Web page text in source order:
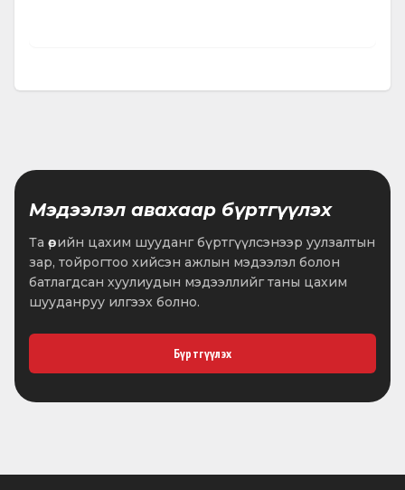
Мэдээлэл авахаар бүртгүүлэх
Та өөрийн цахим шууданг бүртгүүлсэнээр уулзалтын
зар, тойрогтоо хийсэн ажлын мэдээлэл болон
батлагдсан хуулиудын мэдээллийг таны цахим
шууданруу илгээх болно.
Бүртгүүлэх